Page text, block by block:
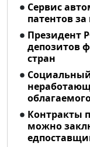
Сервис
патентов за
Президент
депозитов
стран
Контракты
можно